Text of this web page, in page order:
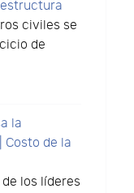
civiles se
de
la
de la
los líderes